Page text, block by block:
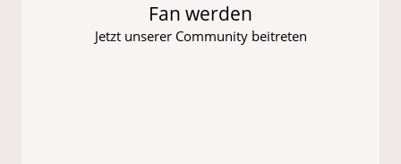
Fan werden
Jetzt unserer Community beitreten